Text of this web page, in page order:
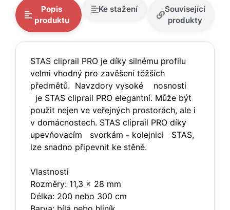
Popis
produktu
Ke stažení
Související
produkty
STAS cliprail PRO je díky silnému profilu
velmi vhodný pro zavěšení těžších
předmětů. Navzdory vysoké nosnosti
je STAS cliprail PRO elegantní. Může být
použit nejen ve veřejných prostorách, ale i
v domácnostech. STAS cliprail PRO díky
upevňovacím svorkám - kolejnici STAS,
lze snadno připevnit ke stěně.
Vlastnosti
Rozměry: 11,3 x 28 mm
Délka: 200 nebo 300 cm